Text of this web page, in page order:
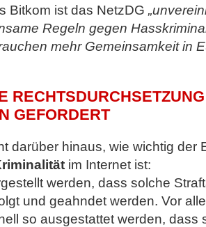
Bitkom ist das NetzDG
Regeln gegen
mehr Gemeinsamkeit in
GEFORDERT
darüber hinaus, wie wichtig der
im Internet ist:
werden, dass solche
und geahndet werden. Vor
so ausgestattet werden, dass